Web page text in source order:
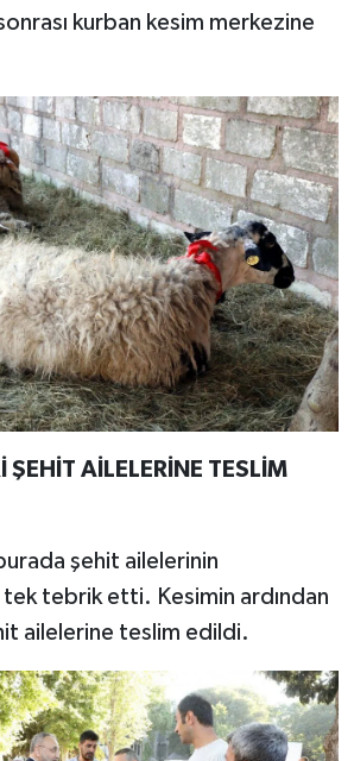
kurban kesim merkezine
ŞEHİT AİLELERİNE TESLİM
şehit ailelerinin
tek tebrik etti. Kesimin ardından
ailelerine teslim edildi.